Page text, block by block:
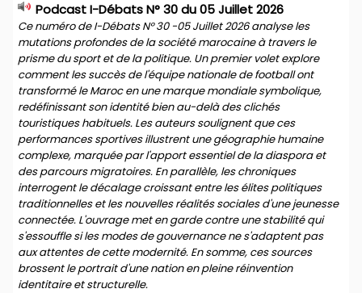
Podcast I-Débats N° 30 du 05 Juillet 2026
Ce numéro de I-Débats N° 30 -05 Juillet 2026 analyse les
mutations profondes de la société marocaine à travers le
prisme du sport et de la politique. Un premier volet explore
comment les succès de l'équipe nationale de football ont
transformé le Maroc en une marque mondiale symbolique,
redéfinissant son identité bien au-delà des clichés
touristiques habituels. Les auteurs soulignent que ces
performances sportives illustrent une géographie humaine
complexe, marquée par l'apport essentiel de la diaspora et
des parcours migratoires. En parallèle, les chroniques
interrogent le décalage croissant entre les élites politiques
traditionnelles et les nouvelles réalités sociales d'une jeunesse
connectée. L'ouvrage met en garde contre une stabilité qui
s'essouffle si les modes de gouvernance ne s'adaptent pas
aux attentes de cette modernité. En somme, ces sources
brossent le portrait d'une nation en pleine réinvention
identitaire et structurelle.